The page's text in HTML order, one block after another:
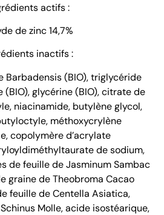
actifs :
de zinc 14,7%
inactifs :
Barbadensis (BIO), triglycéride
glycérine (BIO), citrate de
niacinamide, butylène glycol,
méthoxycrylène
copolymère d’acrylate
de sodium,
de feuille de Jasminum Sambac
graine de Theobroma Cacao
feuille de Centella Asiatica,
Molle, acide isostéarique,